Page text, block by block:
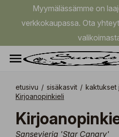
Myymälässämme on
verkkokaupassa. Ota
etusivu / sisäkasvit / kaktukset
Kirjoanopinkieli
Sansevieria 'Star Canary'